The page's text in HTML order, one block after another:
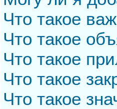
Что такое
Что такое
Что такое
Что такое
Что такое